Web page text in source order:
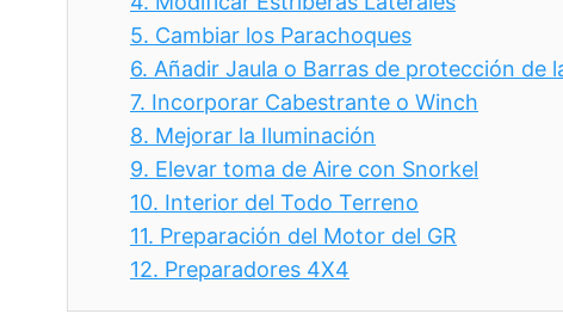
5. Cambiar los Parachoques
6. Añadir Jaula o Barras de protección de
7. Incorporar Cabestrante o Winch
8. Mejorar la Iluminación
9. Elevar toma de Aire con Snorkel
10. Interior del Todo Terreno
11. Preparación del Motor del GR
12. Preparadores 4X4